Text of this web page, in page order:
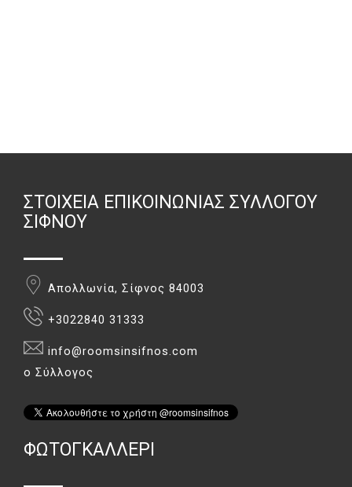
ΣΤΟΙΧΕΊΑ ΕΠΙΚΟΙΝΩΝΊΑΣ ΣΥΛΛΌΓΟΥ
ΣΊΦΝΟΥ
Απολλωνία, Σίφνος 84003
+3022840 31333
info@roomsinsifnos.com
ο Σύλλογος
ΦΏΤΟΓΚΑΛΛΕΡΙ